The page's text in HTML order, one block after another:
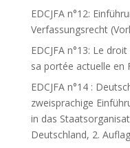
EDCJFA n°12:
Verfassungsrecht
EDCJFA n°13: Le
sa portée actuelle en
EDCJFA n°14 :
zweisprachige
in das
Deutschland, 2.